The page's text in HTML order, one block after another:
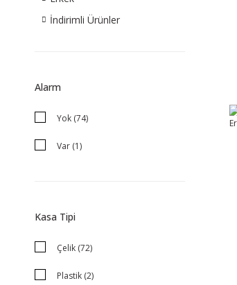
İndirimli Ürünler
Alarm
Yok (74)
Var (1)
Kasa Tipi
Çelik (72)
Plastik (2)